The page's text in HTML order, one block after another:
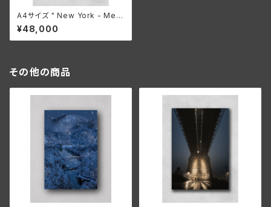
A4サイズ " New York - Mem
ories of someday 005 "
¥48,000
その他の商品